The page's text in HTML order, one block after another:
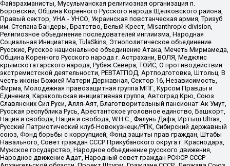
Файзрахманисты, Мусульманская религиозная организация п.
Боровский, Община Коренного Русского народа Щелковского района,
Правый сектор, УНА - УНСО, Украинская повстанческая армия, Тризуб
им. Степана Бандеры, Братство, Белый Крест, Misanthropic division,
Религиозное объединение последователей инглиизма, Народная
Социальная Инициатива, TulaSkins, Этнополитическое объединение
Русские, Русское национальное объединение Атака, Мечеть Мирмамеда,
Община Коренного Русского народа г. Астрахани, ВОЛЯ, Меджлис
крымскотатарского народа, Рубеж Севера, ТОЙС, О противодействии
экстремистской деятельности, РЕВТАТПОД, Артподготовка, Штольц, В
честь иконы Божией Матери Державная, Сектор 16, Независимость,
Фирма, Молодежная правозащитная группа МПГ, Курсом Правды и
Единения, Каракольская инициативная группа, Автоград Крю, Союз
Славянских Сил Руси, Алля-Аят, Благотворительный пансионат Ак Умут,
Русская республика Русь, Арестантское уголовное единство, Башкорт,
Нация и свобода, Нация и свобода, W.H.С., Фалунь Дафа, Иртыш Ultras,
Русский Патриотический клуб-Новокузнецк/РПК, Сибирский державный
союз, Фонд борьбы с коррупцией, Фонд защиты прав граждан, Штабы
Навального, Совет граждан СССР Прикубанского округа г. Краснодара,
Мужское государство, Народное объединение русского движения,
Народное движение Адат, Народный совет граждан РСФСР СССР